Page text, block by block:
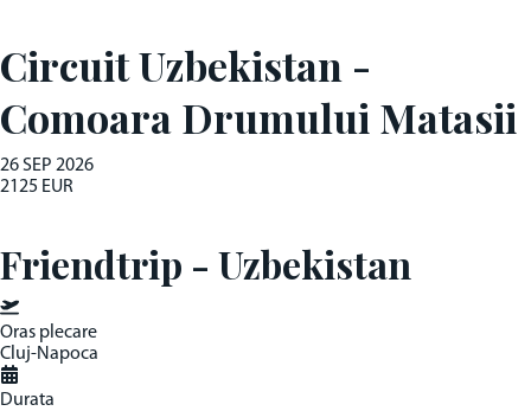
Circuit Uzbekistan -
Comoara Drumului Matasii
26 SEP 2026
2125 EUR
Friendtrip - Uzbekistan
Oras plecare
Cluj-Napoca
Durata